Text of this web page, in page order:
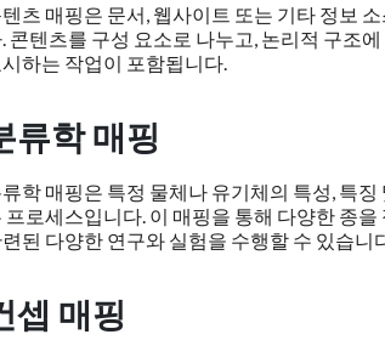
츠 매핑은 문서, 웹사이트 또는 기타 정보
콘텐츠를 구성 요소로 나누고, 논리적 구조
시하는 작업이 포함됩니다.
류학 매핑
학 매핑은 특정 물체나 유기체의 특성, 특
프로세스입니다. 이 매핑을 통해 다양한 종
된 다양한 연구와 실험을 수행할 수 있습니
셉 매핑